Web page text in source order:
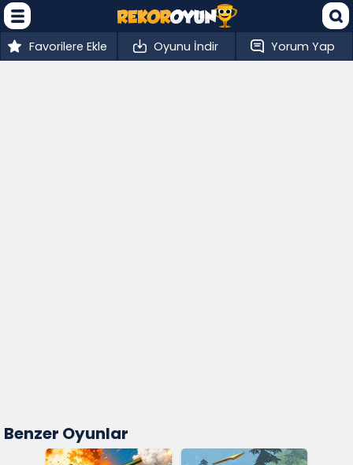
Favorilere Ekle Oyunu İndir Yorum Yap
Benzer Oyunlar